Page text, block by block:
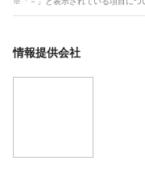
情報提供会社